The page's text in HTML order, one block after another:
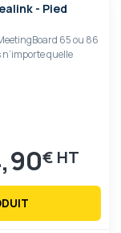
- Pied
65 ou 86
quelle
€